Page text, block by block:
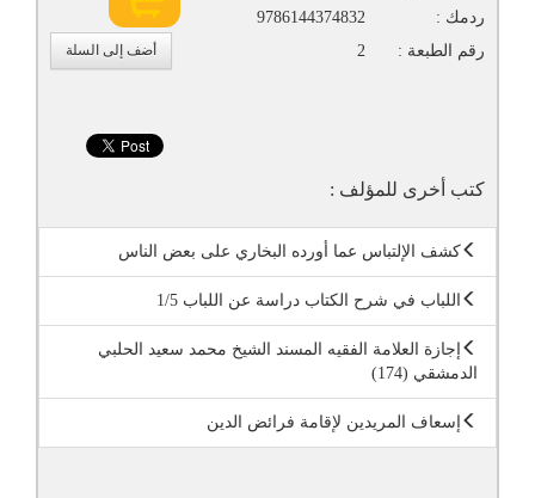
أضف إلى السلة
ردمك :
9786144374832
رقم الطبعة :
2
كتب أخرى للمؤلف :
كشف الإلتباس عما أورده البخاري على بعض الناس
اللباب في شرح الكتاب دراسة عن اللباب 1/5
إجازة العلامة الفقيه المسند الشيخ محمد سعيد الحلبي
الدمشقي (174)
إسعاف المريدين لإقامة فرائض الدين